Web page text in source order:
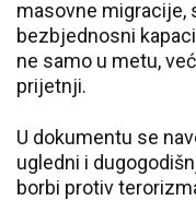
masovne migracije,
bezbjednosni
ne samo u metu,
prijetnji.
U dokumentu se
ugledni i
borbi protiv